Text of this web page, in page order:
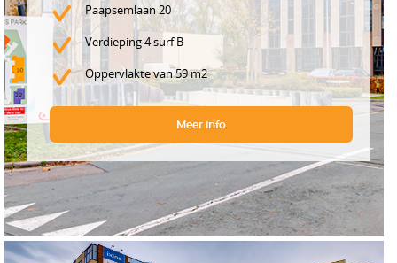
Paapsemlaan 20
Verdieping 4 surf B
Oppervlakte van 59 m2
Meer info